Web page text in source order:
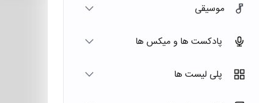
موسیقی
پادکست ها و میکس ها
پلی لیست ها